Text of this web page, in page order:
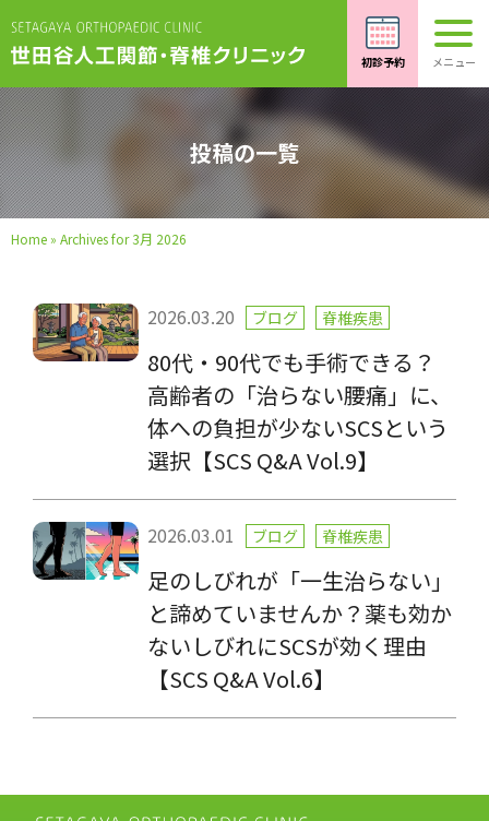
投稿の一覧
Home» Archives for 3月 2026
2026.03.20 ブログ 脊椎疾患
80代・90代でも手術できる？
高齢者の「治らない腰痛」に、
体への負担が少ないSCSという
選択【SCS Q&A Vol.9】
2026.03.01 ブログ 脊椎疾患
足のしびれが「一生治らない」
と諦めていませんか？薬も効か
ないしびれにSCSが効く理由
【SCS Q&A Vol.6】